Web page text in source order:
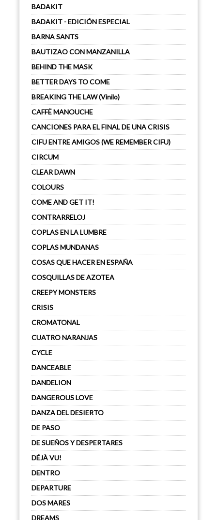
BADAKIT
BADAKIT - EDICIÓN ESPECIAL
BARNA SANTS
BAUTIZAO CON MANZANILLA
BEHIND THE MASK
BETTER DAYS TO COME
BREAKING THE LAW (Vinilo)
CAFFË MANOUCHE
CANCIONES PARA EL FINAL DE UNA CRISIS
CIFU ENTRE AMIGOS (WE REMEMBER CIFU)
CIRCUM
CLEAR DAWN
COLOURS
COME AND GET IT!
CONTRARRELOJ
COPLAS EN LA LUMBRE
COPLAS MUNDANAS
COSAS QUE HACER EN ESPAÑA
COSQUILLAS DE AZOTEA
CREEPY MONSTERS
CRISIS
CROMATONAL
CUATRO NARANJAS
CYCLE
DANCEABLE
DANDELION
DANGEROUS LOVE
DANZA DEL DESIERTO
DE PASO
DE SUEÑOS Y DESPERTARES
DÉJÀ VU!
DENTRO
DEPARTURE
DOS MARES
DREAMS